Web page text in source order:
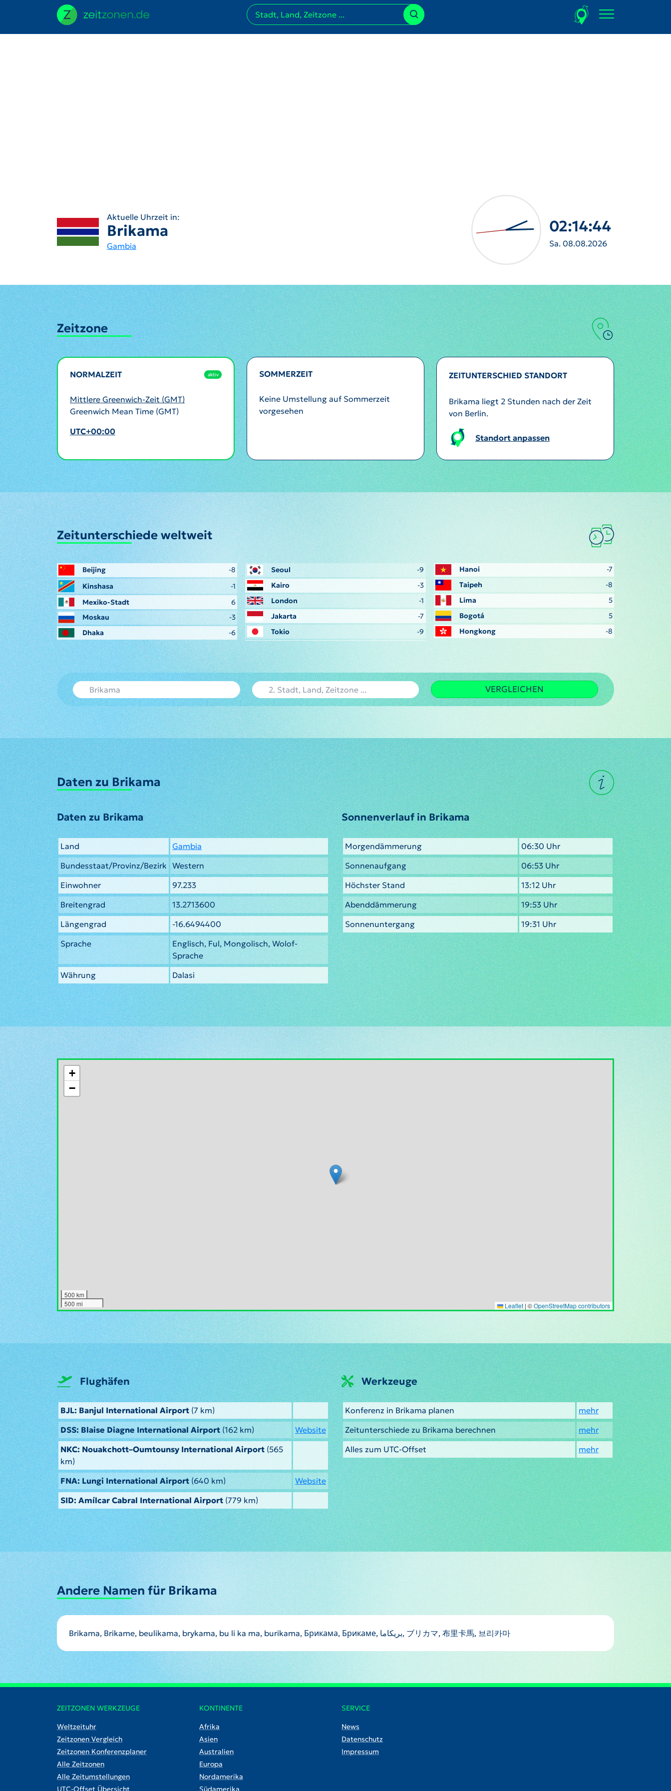
Aktuelle Uhrzeit in:
Brikama
Gambia
02:14:46
Sa. 08.08.2026
Zeitzone
NORMALZEIT aktiv
Mittlere Greenwich-Zeit (GMT)
Greenwich Mean Time (GMT)
UTC+00:00
SOMMERZEIT
Keine Umstellung auf Sommerzeit
vorgesehen
ZEITUNTERSCHIED STANDORT
Brikama liegt 2 Stunden nach der Zeit
von Berlin.
Standort anpassen
Zeitunterschiede weltweit
Beijing
-8
Kinshasa
-1
Mexiko-Stadt
6
Moskau
-3
Dhaka
-6
Seoul
-9
Kairo
-3
London
-1
Jakarta
-7
Tokio
-9
Hanoi
-7
Taipeh
-8
Lima
5
Bogotá
5
Hongkong
-8
VERGLEICHEN
Daten zu Brikama
Daten zu Brikama
Land
Gambia
Bundesstaat/Provinz/Bezirk Western
Einwohner
97.233
Breitengrad
13.2713600
Längengrad
-16.6494400
Sprache
Englisch, Ful, Mongolisch, Wolof-
Sprache
Währung
Dalasi
Sonnenverlauf in Brikama
Morgendämmerung
06:30 Uhr
Sonnenaufgang
06:53 Uhr
Höchster Stand
13:12 Uhr
Abenddämmerung
19:53 Uhr
Sonnenuntergang
19:31 Uhr
+
−
500 km
500 mi
Leaflet | ©OpenStreetMap contributors
Flughäfen
BJL: Banjul International Airport (7 km)
DSS: Blaise Diagne International Airport(162 km)
Website
NKC: Nouakchott–Oumtounsy International Airport (565
km)
FNA: Lungi International Airport(640 km)
Website
SID: Amílcar Cabral International Airport (779 km)
Werkzeuge
Konferenz in Brikama planen
mehr
Zeitunterschiede zu Brikama berechnen
mehr
Alles zum UTC-Offset
mehr
Andere Namen für Brikama
Brikama, Brikame, beulikama, brykama, bu li ka ma, burikama, Брикама, Брикаме, بریکاما, ブリカマ, 布里卡馬, 브리카마
ZEITZONEN WERKZEUGE
Weltzeituhr
Zeitzonen Vergleich
Zeitzonen Konferenzplaner
Alle Zeitzonen
Alle Zeitumstellungen
UTC-Offset Übersicht
KONTINENTE
Afrika
Asien
Australien
Europa
Nordamerika
Südamerika
SERVICE
News
Datenschutz
Impressum